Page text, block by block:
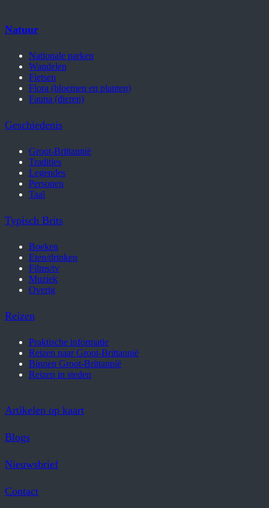
Natuur
Nationale parken
Wandelen
Fietsen
Flora (bloemen en planten)
Fauna (dieren)
Geschiedenis
Groot-Brittannië
Tradities
Legendes
Personen
Taal
Typisch Brits
Boeken
Eten/drinken
Films/tv
Muziek
Overig
Reizen
Praktische informatie
Reizen naar Groot-Brittannië
Binnen Groot-Brittannië
Reizen in steden
Artikelen op kaart
Blogs
Nieuwsbrief
Contact